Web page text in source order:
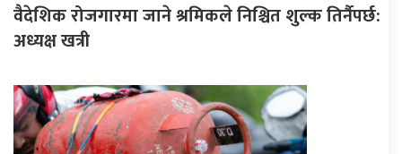
वैदेशिक रोजगारमा जाने श्रमिकले निश्चित शुल्क तिर्नैपर्छ:
अध्यक्ष खत्री